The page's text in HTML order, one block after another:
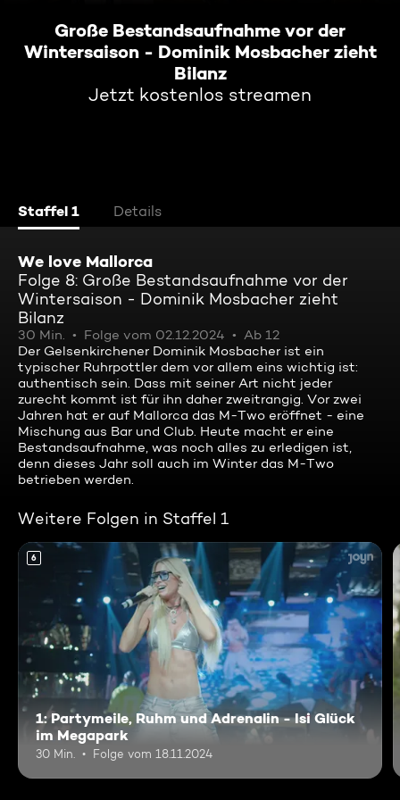
Große Bestandsaufnahme vor der
Wintersaison - Dominik Mosbacher zieht
Bilanz
Jetzt kostenlos streamen
Staffel 1 Details
We love Mallorca
Folge 8: Große Bestandsaufnahme vor der
Wintersaison - Dominik Mosbacher zieht
Bilanz
30 Min. Folge vom 02.12.2024
Ab 12
Der Gelsenkirchener Dominik Mosbacher ist ein
typischer Ruhrpottler dem vor allem eins wichtig ist:
authentisch sein. Dass mit seiner Art nicht jeder
zurecht kommt ist für ihn daher zweitrangig. Vor zwei
Jahren hat er auf Mallorca das M-Two eröffnet - eine
Mischung aus Bar und Club. Heute macht er eine
Bestandsaufnahme, was noch alles zu erledigen ist,
denn dieses Jahr soll auch im Winter das M-Two
betrieben werden.
Weitere Folgen in Staffel 1
6
1: Partymeile, Ruhm und Adrenalin - Isi Glück
im Megapark
30 Min. Folge vom 18.11.2024